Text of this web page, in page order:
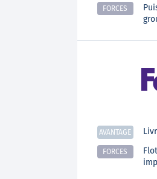
FORCES
AVANTAGE
FORCES